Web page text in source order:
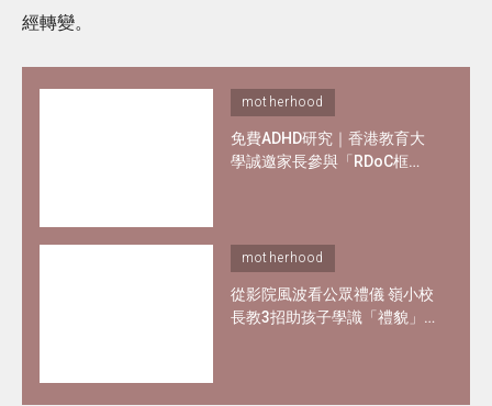
經轉變。
motherhood
免費ADHD研究｜香港教育大
學誠邀家長參與「RDoC框
motherhood
從影院風波看公眾禮儀 嶺小校
長教3招助孩子學識「禮貌」